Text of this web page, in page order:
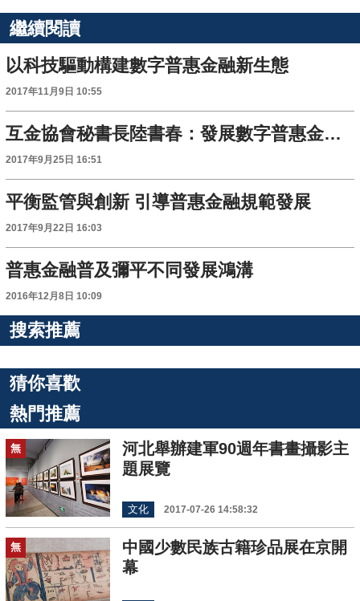
繼續閱讀
以科技驅動構建數字普惠金融新生態
2017年11月9日 10:55
互金協會秘書長陸書春：發展數字普惠金融應提升風險防控能力
2017年9月25日 16:51
平衡監管與創新 引導普惠金融規範發展
2017年9月22日 16:03
普惠金融普及彌平不同發展鴻溝
2016年12月8日 10:09
搜索推薦
猜你喜歡
熱門推薦
無
河北舉辦建軍90週年書畫攝影主
題展覽
文化 2017-07-26 14:58:32
無
中國少數民族古籍珍品展在京開
幕